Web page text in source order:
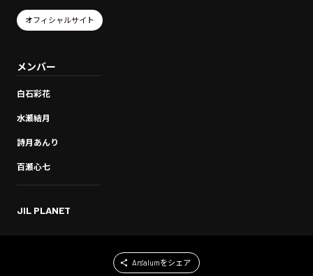
オフィシャルサイト
メンバー
白石彩花
水瀬結月
詩月あんり
百瀬心七
JIL PLANET
Ars'alumをシェア